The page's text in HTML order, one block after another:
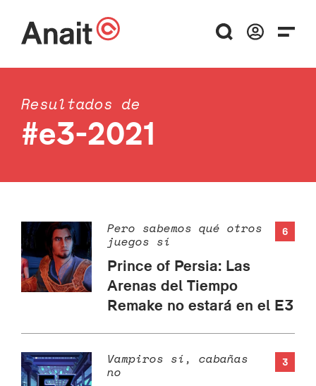
Resultados de
#e3-2021
6
Pero sabemos qué otros
juegos sí
Prince of Persia: Las
Arenas del Tiempo
Remake no estará en el E3
3
Vampiros sí, cabañas
no